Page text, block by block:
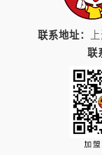
联系地址：
联